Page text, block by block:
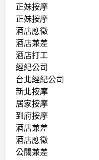
正妹按摩
正妹按摩
酒店應徵
酒店兼差
酒店打工
經紀公司
台北經紀公司
新北按摩
居家按摩
到府按摩
酒店兼差
酒店應徵
公關兼差